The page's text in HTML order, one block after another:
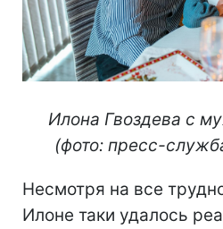
Илона Гвоздева с
(фото: пресс-
Несмотря на все
Илоне таки удалось